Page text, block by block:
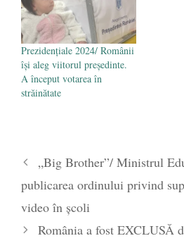
Prezidențiale 2024/ Românii
își aleg viitorul președinte.
A început votarea în
străinătate
„Big Brother”/ Ministrul
publicarea ordinului privind
video în școli
România a fost EXCLUSĂ